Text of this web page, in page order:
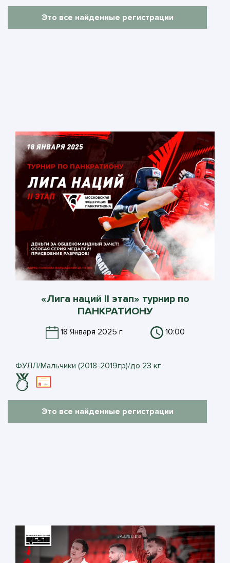
Это все найденные регистрации
«Лига наций II этап» турнир по
ПАНКРАТИОНУ
18 Января 2025 г. 10:00
ФУЛЛ/Мальчики (2018-2019гр)/до 23 кг
Это все найденные регистрации